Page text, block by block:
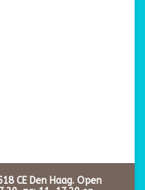
CE Den Haag. Open